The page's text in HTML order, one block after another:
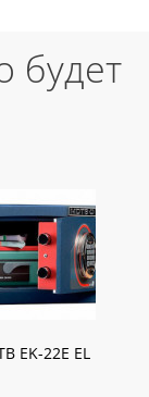
будет
EK-22E EL